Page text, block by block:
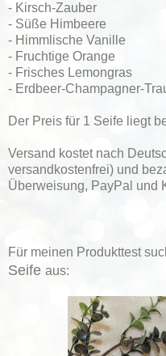
- Kirsch-Zauber
- Süße Himbeere
- Himmlische Vanille
- Fruchtige Orange
- Frisches Lemongras
- Erdbeer-Champagner-
Der Preis für 1 Seife liegt
Versand kostet nach
versandkostenfrei) und
Überweisung, PayPal und
Für meinen Produkttest
Seife aus: